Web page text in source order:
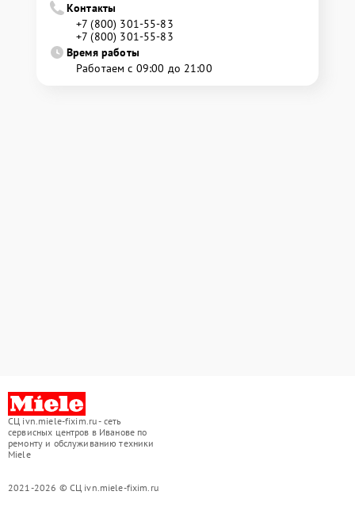
Контакты
+7 (800) 301-55-83
+7 (800) 301-55-83
Время работы
Работаем с 09:00 до 21:00
СЦ ivn.miele-fixim.ru - сеть
сервисных центров в Иванове по
ремонту и обслуживанию техники
Miele
2021-2026 © СЦ ivn.miele-fixim.ru